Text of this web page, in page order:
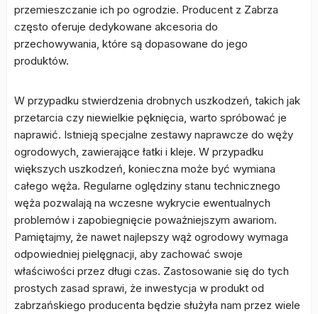
przemieszczanie ich po ogrodzie. Producent z Zabrza
często oferuje dedykowane akcesoria do
przechowywania, które są dopasowane do jego
produktów.
W przypadku stwierdzenia drobnych uszkodzeń, takich jak
przetarcia czy niewielkie pęknięcia, warto spróbować je
naprawić. Istnieją specjalne zestawy naprawcze do węży
ogrodowych, zawierające łatki i kleje. W przypadku
większych uszkodzeń, konieczna może być wymiana
całego węża. Regularne oględziny stanu technicznego
węża pozwalają na wczesne wykrycie ewentualnych
problemów i zapobiegnięcie poważniejszym awariom.
Pamiętajmy, że nawet najlepszy wąż ogrodowy wymaga
odpowiedniej pielęgnacji, aby zachować swoje
właściwości przez długi czas. Zastosowanie się do tych
prostych zasad sprawi, że inwestycja w produkt od
zabrzańskiego producenta będzie służyła nam przez wiele